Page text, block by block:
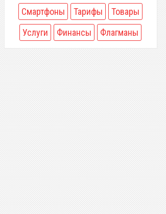
Смартфоны
Тарифы
Товары
Услуги
Финансы Флагманы